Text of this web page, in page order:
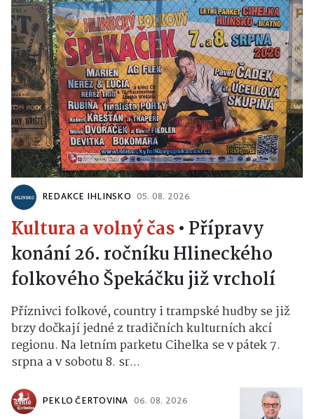
REDAKCE IHLINSKO 05. 08. 2026
Kultura a volný čas• Přípravy
konání 26. ročníku Hlineckého
folkového Špekáčku již vrcholí
Příznivci folkové, country i trampské hudby se již
brzy dočkají jedné z tradičních kulturních akcí
regionu. Na letním parketu Cihelka se v pátek 7.
srpna a v sobotu 8. sr...
PEKLO ČERTOVINA 06. 08. 2026